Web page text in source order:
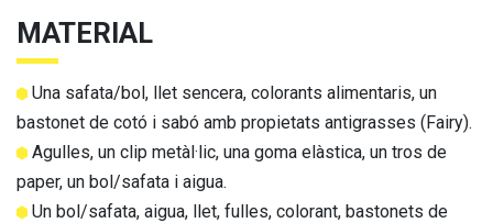
MATERIAL
Una safata/bol, llet sencera, colorants alimentaris, un
bastonet de cotó i sabó amb propietats antigrasses (Fairy).
Agulles, un clip metàl·lic, una goma elàstica, un tros de
paper, un bol/safata i aigua.
Un bol/safata, aigua, llet, fulles, colorant, bastonets de